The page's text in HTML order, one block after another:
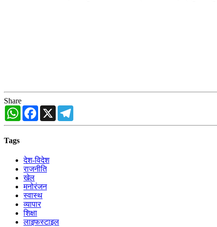
Share
WhatsAppFacebook
X
Tags
देश-विदेश
राजनीति
खेल
मनोरंजन
स्वास्थ
व्यापार
शिक्षा
लाइफस्टाइल